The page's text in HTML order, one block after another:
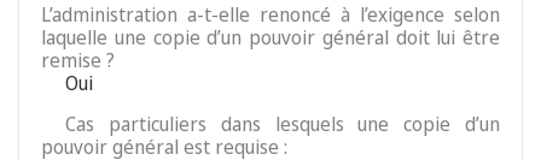
L’administration a-t-elle renoncé à l’exigence selon
laquelle une copie d’un pouvoir général doit lui être
remise ?
Oui
Cas particuliers dans lesquels une copie d’un
pouvoir général est requise :